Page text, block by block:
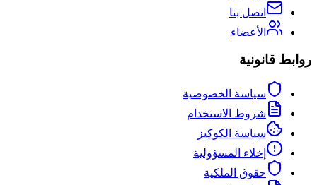
اتصل بنا
الأعضاء
روابط قانونية
سياسة الخصوصية
شروط الاستخدام
سياسة الكوكيز
إخلاء المسؤولية
حقوق الملكية